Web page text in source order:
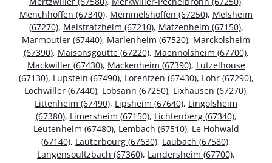
Menchhoffen (67340), Memmelshoffen (67250), Melsheim
(67270), Meistratzheim (67210), Matzenheim (67150),
Marmoutier (67440), Marlenheim (67520), Marckolsheim
(67390), Maisonsgoutte (67220), Maennolsheim (67700),
Mackwiller (67430), Mackenheim (67390), Lutzelhouse
(67130), Lupstein (67490), Lorentzen (67430), Lohr (67290),
Lochwiller (67440), Lobsann (67250), Lixhausen (67270),
Littenheim (67490), Lipsheim (67640), Lingolsheim
(67380), Limersheim (67150), Lichtenberg (67340),
Leutenheim (67480), Lembach (67510), Le Hohwald
(67140), Lauterbourg (67630), Laubach (67580),
Langensoultzbach (67360), Landersheim (67700),